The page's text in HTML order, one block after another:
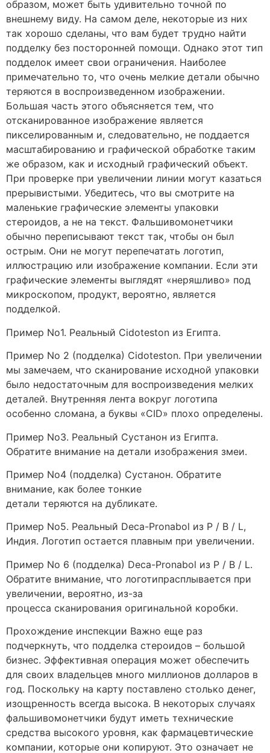
образом, может быть удивительно точной по
внешнему виду. На самом деле, некоторые из них
так хорошо сделаны, что вам будет трудно найти
подделку без посторонней помощи. Однако этот тип
подделок имеет свои ограничения. Наиболее
примечательно то, что очень мелкие детали обычно
теряются в воспроизведенном изображении.
Большая часть этого объясняется тем, что
отсканированное изображение является
пикселированным и, следовательно, не поддается
масштабированию и графической обработке таким
же образом, как и исходный графический объект.
При проверке при увеличении линии могут казаться
прерывистыми. Убедитесь, что вы смотрите на
маленькие графические элементы упаковки
стероидов, а не на текст. Фальшивомонетчики
обычно переписывают текст так, чтобы он был
острым. Они не могут перепечатать логотип,
иллюстрацию или изображение компании. Если эти
графические элементы выглядят «неряшливо» под
микроскопом, продукт, вероятно, является
подделкой.
Пример No1. Реальный Cidoteston из Египта.
Пример No 2 (подделка) Cidoteston. При увеличении
мы замечаем, что сканирование исходной упаковки
было недостаточным для воспроизведения мелких
деталей. Внутренняя лента вокруг логотипа
особенно сломана, а буквы «CID» плохо определены.
Пример No3. Реальный Сустанон из Египта.
Обратите внимание на детали изображения змеи.
Пример No4 (подделка) Сустанон. Обратите
внимание, как более тонкие
детали теряются на дубликате.
Пример No5. Реальный Deca-Pronabol из P / B / L,
Индия. Логотип остается плавным при увеличении.
Пример No 6 (подделка) Deca-Pronabol из P / B / L.
Обратите внимание, что логотипрасплывается при
увеличении, вероятно, из-за
процесса сканирования оригинальной коробки.
Прохождение инспекции Важно еще раз
подчеркнуть, что подделка стероидов – большой
бизнес. Эффективная операция может обеспечить
для своих владельцев много миллионов долларов в
год. Поскольку на карту поставлено столько денег,
изощренность всегда высока. В некоторых случаях
фальшивомонетчики будут иметь технические
средства высокого уровня, как фармацевтические
компании, которые они копируют. Это означает не